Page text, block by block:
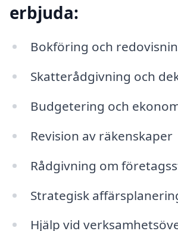
erbjuda:
Bokföring och
Skatterådgivning och
Budgetering och
Revision av räkenskaper
Rådgivning om
Strategisk
Hjälp vid